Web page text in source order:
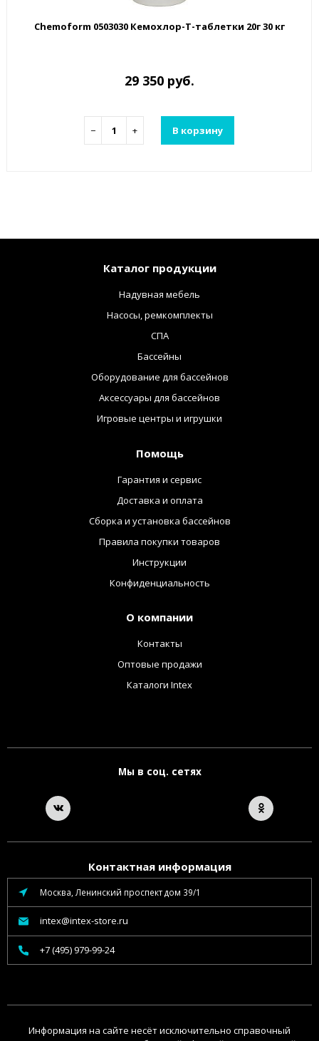
Chemoform 0503030 Кемохлор-Т-таблетки 20г 30 кг
29 350 руб.
− + В корзину
Каталог продукции
Надувная мебель
Насосы, ремкомплекты
СПА
Бассейны
Оборудование для бассейнов
Аксессуары для бассейнов
Игровые центры и игрушки
Помощь
Гарантия и сервис
Доставка и оплата
Сборка и установка бассейнов
Правила покупки товаров
Инструкции
Конфиденциальность
О компании
Контакты
Оптовые продажи
Каталоги Intex
Мы в соц. сетях
Контактная информация
Москва, Ленинский проспект дом 39/1
intex@intex-store.ru
+7 (495) 979-99-24
Информация на сайте несёт исключительно справочный